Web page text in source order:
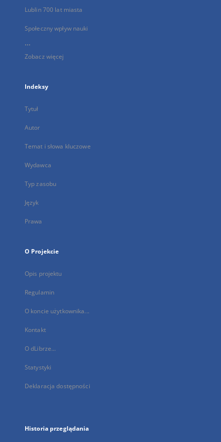
Lublin 700 lat miasta
Społeczny wpływ nauki
...
Zobacz więcej
Indeksy
Tytuł
Autor
Temat i słowa kluczowe
Wydawca
Typ zasobu
Język
Prawa
O Projekcie
Opis projektu
Regulamin
O koncie użytkownika...
Kontakt
O dLibrze...
Statystyki
Deklaracja dostępności
Historia przeglądania